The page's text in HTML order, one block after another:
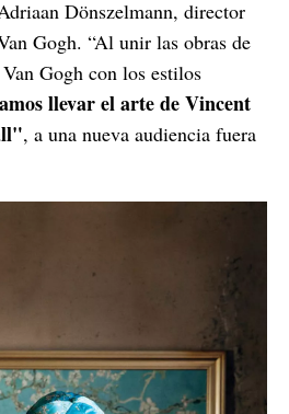
Dönszelmann, director
Gogh. “Al unir las obras de
Gogh con los estilos
llevar el arte de Vincent
, a una nueva audiencia fuera